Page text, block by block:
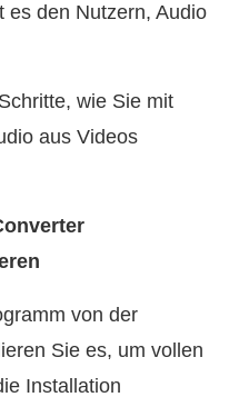
es den Nutzern, Audio
wie Sie mit
aus Videos
von der
Sie es, um vollen
Installation